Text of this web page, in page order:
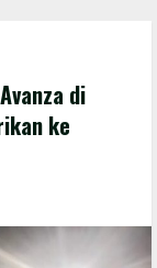
di
ke